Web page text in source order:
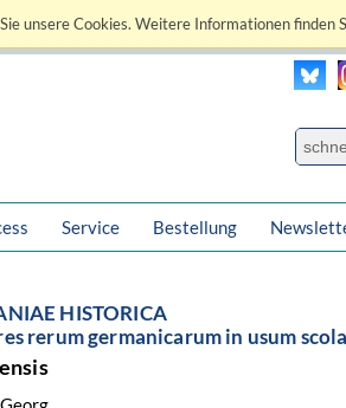
unsere Cookies. Weitere Informationen finden
Service Bestellung
HISTORICA
rerum germanicarum in usum